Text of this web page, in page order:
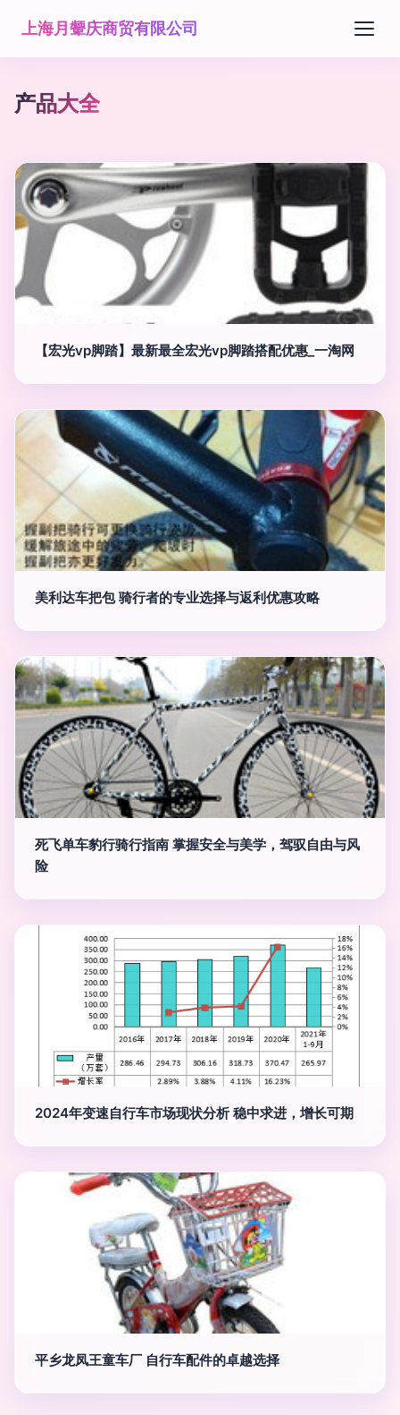
上海月颦庆商贸有限公司
产品大全
【宏光vp脚踏】最新最全宏光vp脚踏搭配优惠_一淘网
美利达车把包 骑行者的专业选择与返利优惠攻略
死飞单车豹行骑行指南 掌握安全与美学，驾驭自由与风
险
2024年变速自行车市场现状分析 稳中求进，增长可期
平乡龙凤王童车厂 自行车配件的卓越选择